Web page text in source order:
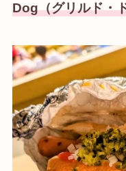
Dog（グリルド・